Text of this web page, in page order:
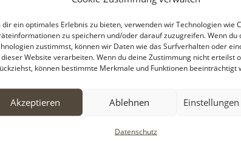
dir ein optimales Erlebnis zu bieten, verwenden wir Technologien wie
zu speichern und/oder darauf zuzugreifen. Wenn du
zustimmst, können wir Daten wie das Surfverhalten oder
Website verarbeiten. Wenn du deine Zustimmung nicht erteilst
können bestimmte Merkmale und Funktionen beeinträchtigt
Akzeptieren Ablehnen
Datenschutz
gehofft, der Mann
Zuhause finden können,
Geschwister mit vielen
untergebracht, wo
Trotz seines schweren
sucht dringend ein
Geborgenheit und
Welt bedeuten –